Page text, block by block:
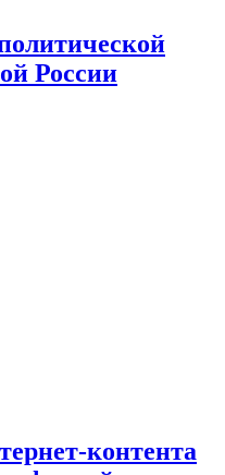
России
контента